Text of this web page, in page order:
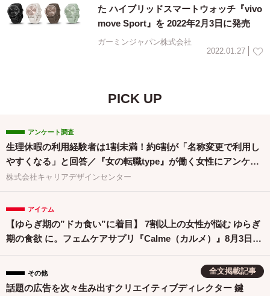
た ハイブリッドスマートウォッチ『vivo
move Sport』を 2022年2月3日に発売
ガーミンジャパン株式会社
2022.01.27
PICK UP
アンケート調査
生理休暇の利用経験者は1割未満！約6割が「名称変更で利用し
やすくなる」と回答／『女の転職type』が働く女性にアンケー
ト【第134回】
株式会社キャリアデザインセンター
アイテム
【ゆらぎ期の”ドカ食い”に着目】 7割以上の女性が悩む ゆらぎ
期の食欲 に。フェムケアサプリ『Calme（カルメ）』8月3日新
全文掲載記事
その他
話題の広告を次々生み出すクリエイティブディレクター 鍵